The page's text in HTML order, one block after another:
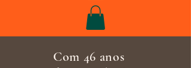
Com 46 anos